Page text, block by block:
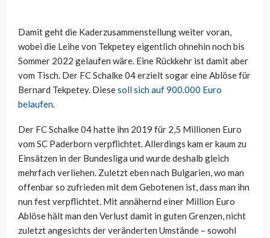
Damit geht die Kaderzusammenstellung weiter voran,
wobei die Leihe von Tekpetey eigentlich ohnehin noch bis
Sommer 2022 gelaufen wäre. Eine Rückkehr ist damit aber
vom Tisch. Der FC Schalke 04 erzielt sogar eine Ablöse für
Bernard Tekpetey. Diesesoll sich auf 900.000 Euro
belaufen.
Der FC Schalke 04 hatte ihn 2019 für 2,5 Millionen Euro
vom SC Paderborn verpflichtet. Allerdings kam er kaum zu
Einsätzen in der Bundesliga und wurde deshalb gleich
mehrfach verliehen. Zuletzt eben nach Bulgarien, wo man
offenbar so zufrieden mit dem Gebotenen ist, dass man ihn
nun fest verpflichtet. Mit annähernd einer Million Euro
Ablöse hält man den Verlust damit in guten Grenzen, nicht
zuletzt angesichts der veränderten Umstände – sowohl